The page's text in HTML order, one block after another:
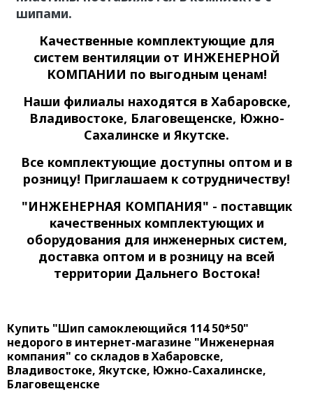
шипами.
Качественные комплектующие для
систем вентиляции от ИНЖЕНЕРНОЙ
КОМПАНИИ по выгодным ценам!
Наши филиалы находятся в Хабаровске,
Владивостоке, Благовещенске, Южно-
Сахалинске и Якутске.
Все комплектующие доступны оптом и в
розницу! Приглашаем к сотрудничеству!
"ИНЖЕНЕРНАЯ КОМПАНИЯ" - поставщик
качественных комплектующих и
оборудования для инженерных систем,
доставка оптом и в розницу на всей
территории Дальнего Востока!
Купить "Шип самоклеющийся 114 50*50"
недорого в интернет-магазине "Инженерная
компания" со складов в Хабаровске,
Владивостоке, Якутске, Южно-Сахалинске,
Благовещенске